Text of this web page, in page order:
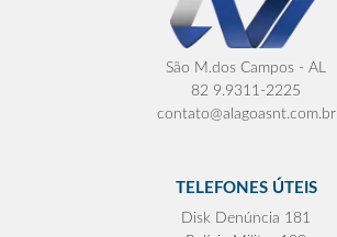
São M.dos Campos - AL
82 9.9311-2225
contato@alagoasnt.com.br
TELEFONES ÚTEIS
Disk Denúncia 181